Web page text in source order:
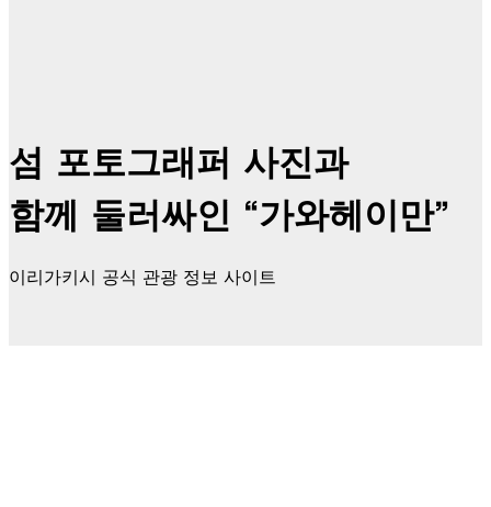
섬 포토그래퍼 사진과
함께 둘러싸인 “가와헤이만”
이리가키시 공식 관광 정보 사이트